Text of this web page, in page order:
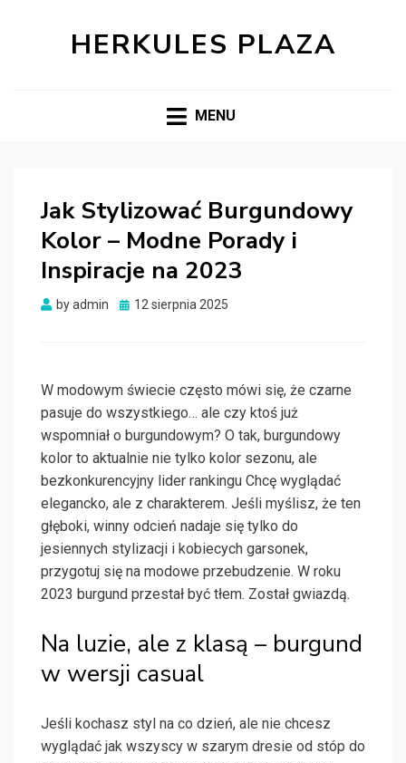
HERKULES PLAZA
MENU
Jak Stylizować Burgundowy
Kolor – Modne Porady i
Inspiracje na 2023
byadmin
Posted
12 sierpnia 2025
W modowym świecie często mówi się, że czarne
pasuje do wszystkiego… ale czy ktoś już
wspomniał o burgundowym? O tak, burgundowy
kolor to aktualnie nie tylko kolor sezonu, ale
bezkonkurencyjny lider rankingu Chcę wyglądać
elegancko, ale z charakterem. Jeśli myślisz, że ten
głęboki, winny odcień nadaje się tylko do
jesiennych stylizacji i kobiecych garsonek,
przygotuj się na modowe przebudzenie. W roku
2023 burgund przestał być tłem. Został gwiazdą.
Na luzie, ale z klasą – burgund
w wersji casual
Jeśli kochasz styl na co dzień, ale nie chcesz
wyglądać jak wszyscy w szarym dresie od stóp do